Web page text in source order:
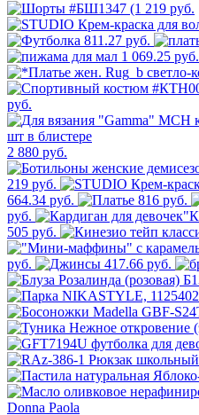
219 руб.
811.27 руб.
1 069.25 руб.
руб.
2 880 руб.
219 руб.
664.34 руб.
816 руб.
руб.
505 руб.
руб.
417.66 руб.